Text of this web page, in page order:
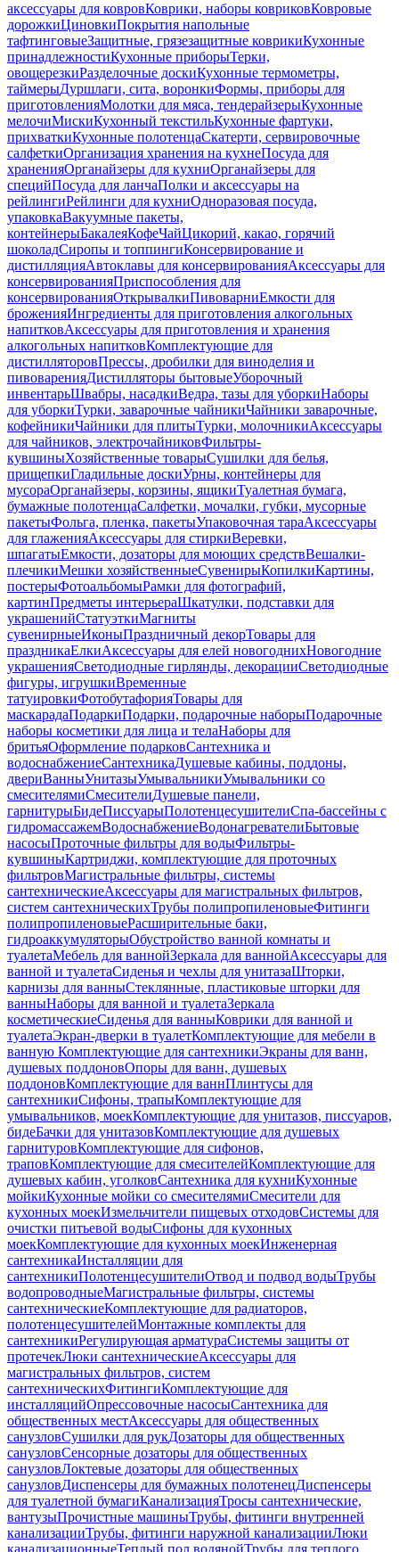
аксессуары для ковровКоврики, наборы ковриковКовровые
дорожкиЦиновкиПокрытия напольные
тафтинговыеЗащитные, грязезащитные коврикиКухонные
принадлежностиКухонные приборыТерки,
овощерезкиРазделочные доскиКухонные термометры,
таймерыДуршлаги, сита, воронкиФормы, приборы для
приготовленияМолотки для мяса, тендерайзерыКухонные
мелочиМискиКухонный текстильКухонные фартуки,
прихваткиКухонные полотенцаСкатерти, сервировочные
салфеткиОрганизация хранения на кухнеПосуда для
храненияОрганайзеры для кухниОрганайзеры для
специйПосуда для ланчаПолки и аксессуары на
рейлингиРейлинги для кухниОдноразовая посуда,
упаковкаВакуумные пакеты,
контейнерыБакалеяКофеЧайЦикорий, какао, горячий
шоколадСиропы и топпингиКонсервирование и
дистилляцияАвтоклавы для консервированияАксессуары для
консервированияПриспособления для
консервированияОткрывалкиПивоварниЕмкости для
броженияИнгредиенты для приготовления алкогольных
напитковАксессуары для приготовления и хранения
алкогольных напитковКомплектующие для
дистилляторовПрессы, дробилки для виноделия и
пивоваренияДистилляторы бытовыеУборочный
инвентарьШвабры, насадкиВедра, тазы для уборкиНаборы
для уборкиТурки, заварочные чайникиЧайники заварочные,
кофейникиЧайники для плитыТурки, молочникиАксессуары
для чайников, электрочайниковФильтры-
кувшиныХозяйственные товарыСушилки для белья,
прищепкиГладильные доскиУрны, контейнеры для
мусораОрганайзеры, корзины, ящикиТуалетная бумага,
бумажные полотенцаСалфетки, мочалки, губки, мусорные
пакетыФольга, пленка, пакетыУпаковочная тараАксессуары
для глаженияАксессуары для стиркиВеревки,
шпагатыЕмкости, дозаторы для моющих средствВешалки-
плечикиМешки хозяйственныеСувенирыКопилкиКартины,
постерыФотоальбомыРамки для фотографий,
картинПредметы интерьераШкатулки, подставки для
украшенийСтатуэткиМагниты
сувенирныеИконыПраздничный декорТовары для
праздникаЕлкиАксессуары для елей новогоднихНовогодние
украшенияСветодиодные гирлянды, декорацииСветодиодные
фигуры, игрушкиВременные
татуировкиФотобутафорияТовары для
маскарадаПодаркиПодарки, подарочные наборыПодарочные
наборы косметики для лица и телаНаборы для
бритьяОформление подарковСантехника и
водоснабжениеСантехникаДушевые кабины, поддоны,
двериВанныУнитазыУмывальникиУмывальники со
смесителямиСмесителиДушевые панели,
гарнитурыБидеПиссуарыПолотенцесушителиСпа-бассейны с
гидромассажемВодоснабжениеВодонагревателиБытовые
насосыПроточные фильтры для водыФильтры-
кувшиныКартриджи, комплектующие для проточных
фильтровМагистральные фильтры, системы
сантехническиеАксессуары для магистральных фильтров,
систем сантехническихТрубы полипропиленовыеФитинги
полипропиленовыеРасширительные баки,
гидроаккумуляторыОбустройство ванной комнаты и
туалетаМебель для ваннойЗеркала для ваннойАксессуары для
ванной и туалетаСиденья и чехлы для унитазаШторки,
карнизы для ванныСтеклянные, пластиковые шторки для
ванныНаборы для ванной и туалетаЗеркала
косметическиеСиденья для ванныКоврики для ванной и
туалетаЭкран-дверки в туалетКомплектующие для мебели в
ванную Комплектующие для сантехникиЭкраны для ванн,
душевых поддоновОпоры для ванн, душевых
поддоновКомплектующие для ваннПлинтусы для
сантехникиСифоны, трапыКомплектующие для
умывальников, моекКомплектующие для унитазов, писсуаров,
бидеБачки для унитазовКомплектующие для душевых
гарнитуровКомплектующие для сифонов,
траповКомплектующие для смесителейКомплектующие для
душевых кабин, уголковСантехника для кухниКухонные
мойкиКухонные мойки со смесителямиСмесители для
кухонных моекИзмельчители пищевых отходовСистемы для
очистки питьевой водыСифоны для кухонных
моекКомплектующие для кухонных моекИнженерная
сантехникаИнсталляции для
сантехникиПолотенцесушителиОтвод и подвод водыТрубы
водопроводныеМагистральные фильтры, системы
сантехническиеКомплектующие для радиаторов,
полотенцесушителейМонтажные комплекты для
сантехникиРегулирующая арматураСистемы защиты от
протечекЛюки сантехническиеАксессуары для
магистральных фильтров, систем
сантехническихФитингиКомплектующие для
инсталляцийОпрессовочные насосыСантехника для
общественных местАксессуары для общественных
санузловСушилки для рукДозаторы для общественных
санузловСенсорные дозаторы для общественных
санузловЛоктевые дозаторы для общественных
санузловДиспенсеры для бумажных полотенецДиспенсеры
для туалетной бумагиКанализацияТросы сантехнические,
вантузыПрочистные машиныТрубы, фитинги внутренней
канализацииТрубы, фитинги наружной канализацииЛюки
канализационныеТеплый пол водянойТрубы для теплого